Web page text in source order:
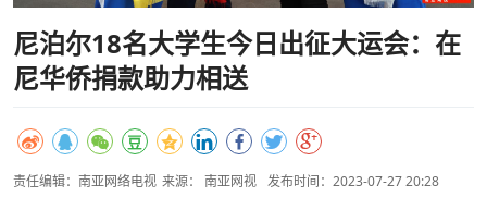
尼泊尔18名大学生今日出征大运会：在
尼华侨捐款助力相送
责任编辑：南亚网络电视 来源： 南亚网视 发布时间：2023-07-27 20:28